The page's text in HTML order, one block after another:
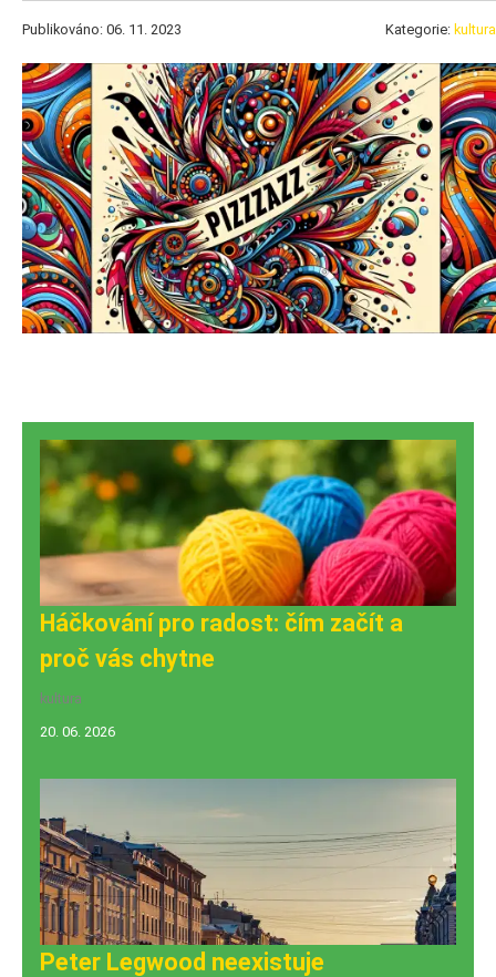
Publikováno: 06. 11. 2023 Kategorie: kultura
Háčkování pro radost: čím začít a
proč vás chytne
kultura
20. 06. 2026
Peter Legwood neexistuje